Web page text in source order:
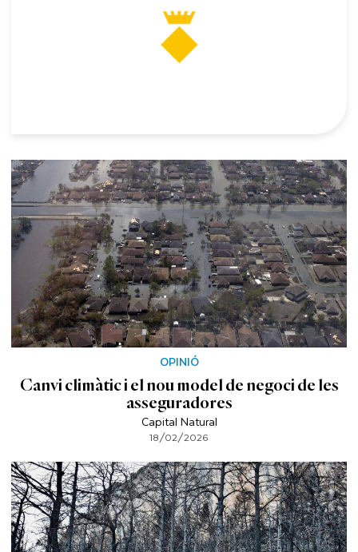
OPINIÓ
Canvi climàtic i el nou model de negoci de les
asseguradores
Capital Natural
18/02/2026